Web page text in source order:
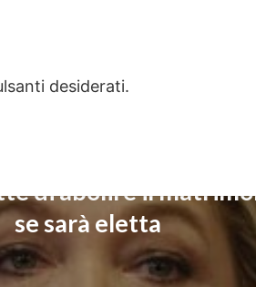
di abolire il
se sarà eletta
desiderati.